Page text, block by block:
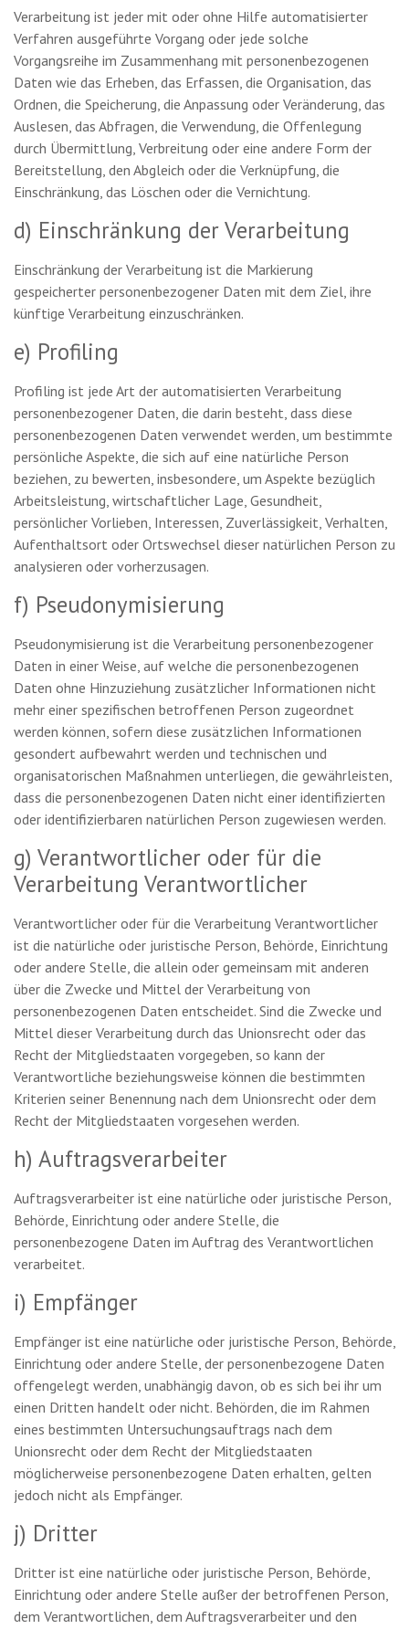
Verarbeitung ist jeder mit oder ohne Hilfe automatisierter
Verfahren ausgeführte Vorgang oder jede solche
Vorgangsreihe im Zusammenhang mit personenbezogenen
Daten wie das Erheben, das Erfassen, die Organisation, das
Ordnen, die Speicherung, die Anpassung oder Veränderung, das
Auslesen, das Abfragen, die Verwendung, die Offenlegung
durch Übermittlung, Verbreitung oder eine andere Form der
Bereitstellung, den Abgleich oder die Verknüpfung, die
Einschränkung, das Löschen oder die Vernichtung.
d) Einschränkung der Verarbeitung
Einschränkung der Verarbeitung ist die Markierung
gespeicherter personenbezogener Daten mit dem Ziel, ihre
künftige Verarbeitung einzuschränken.
e) Profiling
Profiling ist jede Art der automatisierten Verarbeitung
personenbezogener Daten, die darin besteht, dass diese
personenbezogenen Daten verwendet werden, um bestimmte
persönliche Aspekte, die sich auf eine natürliche Person
beziehen, zu bewerten, insbesondere, um Aspekte bezüglich
Arbeitsleistung, wirtschaftlicher Lage, Gesundheit,
persönlicher Vorlieben, Interessen, Zuverlässigkeit, Verhalten,
Aufenthaltsort oder Ortswechsel dieser natürlichen Person zu
analysieren oder vorherzusagen.
f) Pseudonymisierung
Pseudonymisierung ist die Verarbeitung personenbezogener
Daten in einer Weise, auf welche die personenbezogenen
Daten ohne Hinzuziehung zusätzlicher Informationen nicht
mehr einer spezifischen betroffenen Person zugeordnet
werden können, sofern diese zusätzlichen Informationen
gesondert aufbewahrt werden und technischen und
organisatorischen Maßnahmen unterliegen, die gewährleisten,
dass die personenbezogenen Daten nicht einer identifizierten
oder identifizierbaren natürlichen Person zugewiesen werden.
g) Verantwortlicher oder für die
Verarbeitung Verantwortlicher
Verantwortlicher oder für die Verarbeitung Verantwortlicher
ist die natürliche oder juristische Person, Behörde, Einrichtung
oder andere Stelle, die allein oder gemeinsam mit anderen
über die Zwecke und Mittel der Verarbeitung von
personenbezogenen Daten entscheidet. Sind die Zwecke und
Mittel dieser Verarbeitung durch das Unionsrecht oder das
Recht der Mitgliedstaaten vorgegeben, so kann der
Verantwortliche beziehungsweise können die bestimmten
Kriterien seiner Benennung nach dem Unionsrecht oder dem
Recht der Mitgliedstaaten vorgesehen werden.
h) Auftragsverarbeiter
Auftragsverarbeiter ist eine natürliche oder juristische Person,
Behörde, Einrichtung oder andere Stelle, die
personenbezogene Daten im Auftrag des Verantwortlichen
verarbeitet.
i) Empfänger
Empfänger ist eine natürliche oder juristische Person, Behörde,
Einrichtung oder andere Stelle, der personenbezogene Daten
offengelegt werden, unabhängig davon, ob es sich bei ihr um
einen Dritten handelt oder nicht. Behörden, die im Rahmen
eines bestimmten Untersuchungsauftrags nach dem
Unionsrecht oder dem Recht der Mitgliedstaaten
möglicherweise personenbezogene Daten erhalten, gelten
jedoch nicht als Empfänger.
j) Dritter
Dritter ist eine natürliche oder juristische Person, Behörde,
Einrichtung oder andere Stelle außer der betroffenen Person,
dem Verantwortlichen, dem Auftragsverarbeiter und den